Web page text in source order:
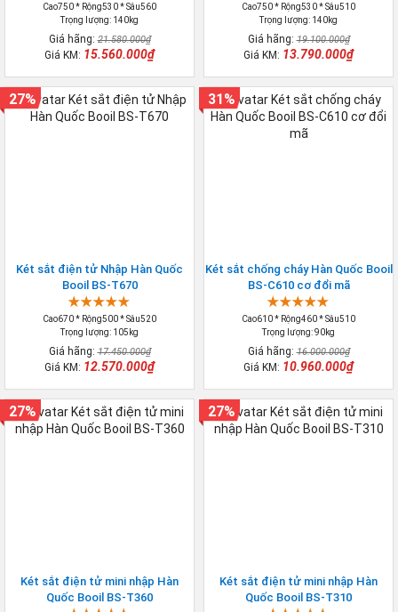
Cao750 * Rộng530 * Sâu560
Trọng lượng: 140kg
Giá hãng:21.580.000₫
Giá KM: 15.560.000₫
Cao750 * Rộng530 * Sâu510
Trọng lượng: 140kg
Giá hãng:19.100.000₫
Giá KM: 13.790.000₫
Két sắt điện tử Nhập Hàn Quốc
Booil BS-T670
Cao670 * Rộng500 * Sâu520
Trọng lượng: 105kg
Giá hãng:17.450.000₫
Giá KM: 12.570.000₫
27%
Két sắt chống cháy Hàn Quốc Booil
BS-C610 cơ đổi mã
Cao610 * Rộng460 * Sâu510
Trọng lượng: 90kg
Giá hãng:16.000.000₫
Giá KM: 10.960.000₫
31%
Két sắt điện tử mini nhập Hàn
Quốc Booil BS-T360
27%
Két sắt điện tử mini nhập Hàn
Quốc Booil BS-T310
27%